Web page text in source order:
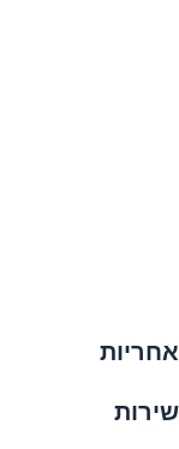
אחריות
שירות